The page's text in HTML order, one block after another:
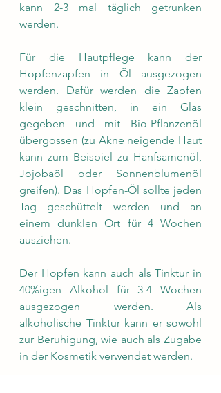
kann 2-3 mal täglich getrunken
werden.
Für die Hautpflege kann der
Hopfenzapfen in Öl ausgezogen
werden. Dafür werden die Zapfen
klein geschnitten, in ein Glas
gegeben und mit Bio-Pflanzenöl
übergossen (zu Akne neigende Haut
kann zum Beispiel zu Hanfsamenöl,
Jojobaöl oder Sonnenblumenöl
greifen). Das Hopfen-Öl sollte jeden
Tag geschüttelt werden und an
einem dunklen Ort für 4 Wochen
ausziehen.
Der Hopfen kann auch als Tinktur in
40%igen Alkohol für 3-4 Wochen
ausgezogen werden. Als
alkoholische Tinktur kann er sowohl
zur Beruhigung, wie auch als Zugabe
in der Kosmetik verwendet werden.